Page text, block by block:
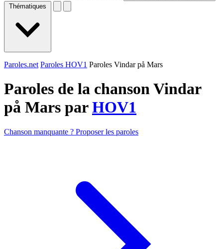
Thématiques
Paroles.net Paroles HOV1 Paroles Vindar på Mars
Paroles de la chanson Vindar
på Mars parHOV1
Chanson manquante ? Proposer les paroles